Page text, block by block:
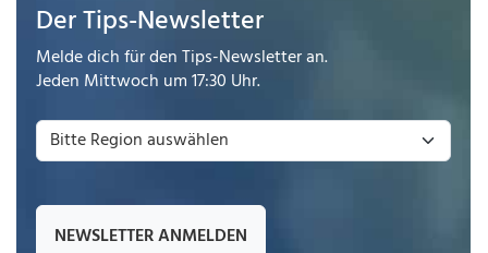
Der Tips-Newsletter
Melde dich für den Tips-Newsletter an.
Jeden Mittwoch um 17:30 Uhr.
NEWSLETTER ANMELDEN